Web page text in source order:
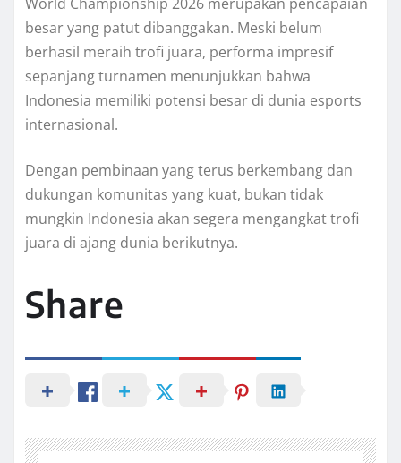
besar yang patut dibanggakan. Meski belum
berhasil meraih trofi juara, performa impresif
sepanjang turnamen menunjukkan bahwa
Indonesia memiliki potensi besar di dunia esports
internasional.
Dengan pembinaan yang terus berkembang dan
dukungan komunitas yang kuat, bukan tidak
mungkin Indonesia akan segera mengangkat trofi
juara di ajang dunia berikutnya.
Share